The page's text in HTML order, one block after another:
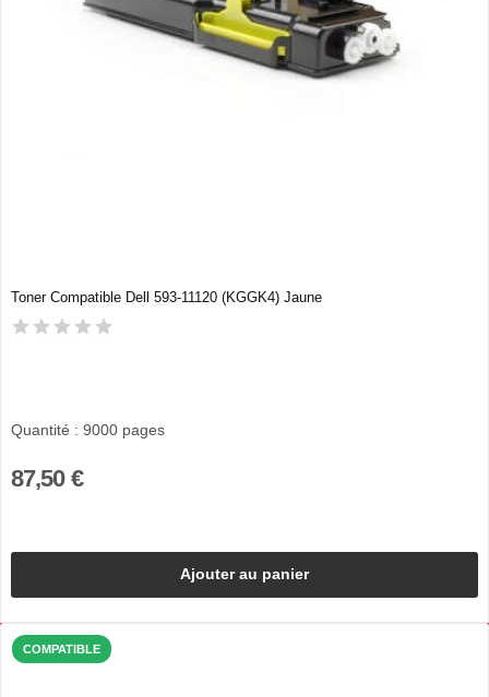
Toner Compatible Dell 593-11120 (KGGK4) Jaune
Quantité : 9000 pages
87,50 €
Ajouter au panier
COMPATIBLE